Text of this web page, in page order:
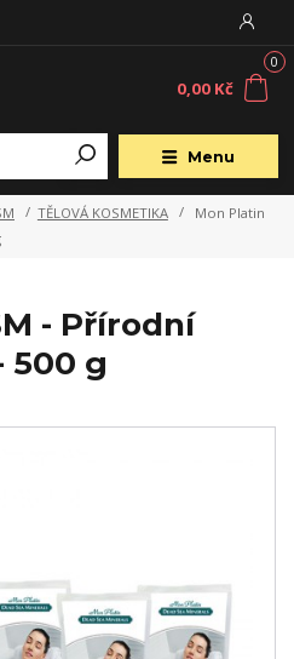
Menu
0
0,00 Kč
TĚLOVÁ KOSMETIKA
Mon Platin
- Přírodní
500 g